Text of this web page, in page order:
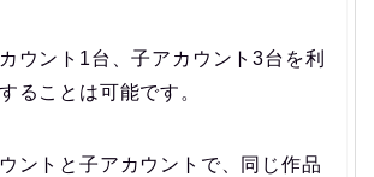
ウント1台、子アカウント3台を利
ることは可能です。
ントと子アカウントで、同じ作品